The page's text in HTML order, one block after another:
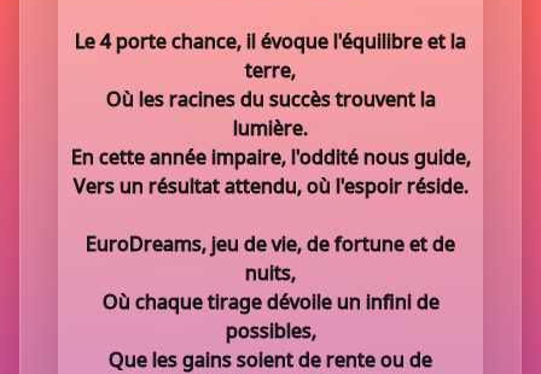
Le 4 porte chance, il évoque l'équilibre et la
terre,
Où les racines du succès trouvent la
lumière.
En cette année impaire, l'oddité nous guide,
Vers un résultat attendu, où l'espoir réside.
EuroDreams, jeu de vie, de fortune et de
nuits,
Où chaque tirage dévoile un infini de
possibles,
Que les gains soient de rente ou de